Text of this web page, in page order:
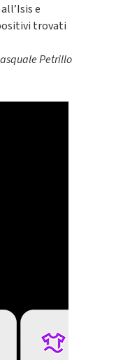
e
trovati
Petrillo